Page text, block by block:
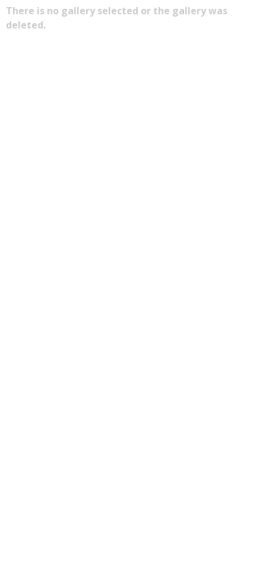
There is no gallery selected or the gallery was
deleted.